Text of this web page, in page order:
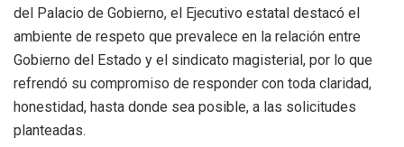
del Palacio de Gobierno, el Ejecutivo estatal destacó el
ambiente de respeto que prevalece en la relación entre
Gobierno del Estado y el sindicato magisterial, por lo que
refrendó su compromiso de responder con toda claridad,
honestidad, hasta donde sea posible, a las solicitudes
planteadas.